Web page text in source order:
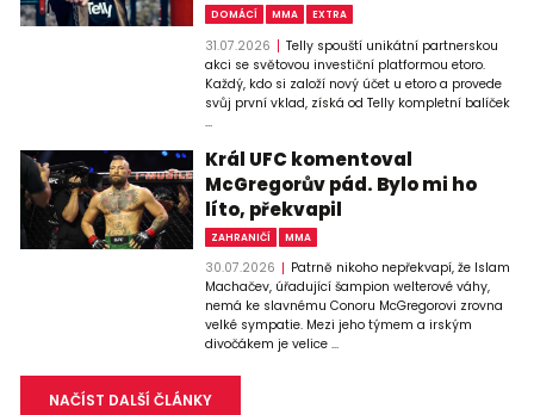
DOMÁCÍ MMA EXTRA
31.07.2026
Telly spouští unikátní partnerskou
akci se světovou investiční platformou etoro.
Každý, kdo si založí nový účet u etoro a provede
svůj první vklad, získá od Telly kompletní balíček
...
Král UFC komentoval
McGregorův pád. Bylo mi ho
líto, překvapil
ZAHRANIČÍ MMA
30.07.2026
Patrně nikoho nepřekvapí, že Islam
Machačev, úřadující šampion welterové váhy,
nemá ke slavnému Conoru McGregorovi zrovna
velké sympatie. Mezi jeho týmem a irským
divočákem je velice ...
NAČÍST DALŠÍ ČLÁNKY